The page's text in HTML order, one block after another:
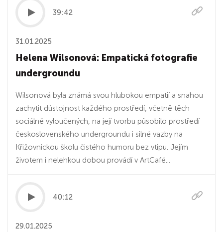
39:42
31.01.2025
Helena Wilsonová: Empatická fotografie
undergroundu
Wilsonová byla známá svou hlubokou empatií a snahou
zachytit důstojnost každého prostředí, včetně těch
sociálně vyloučených, na její tvorbu působilo prostředí
československého undergroundu i silné vazby na
Křižovnickou školu čistého humoru bez vtipu. Jejím
životem i nelehkou dobou provádí v ArtCafé...
40:12
29.01.2025